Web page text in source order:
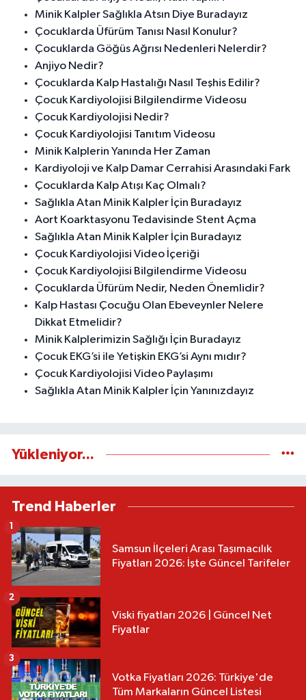
Minik Kalpler Sağlıkla Atsın Diye Buradayız
Çocuklarda Üfürüm Tanısı Nasıl Konulur?
Çocuklarda Göğüs Ağrısı Nedenleri Nelerdir?
Anjiyo Nedir?
Çocuklarda Kalp Hastalığı Nasıl Teşhis Edilir?
Çocuk Kardiyolojisi Bilgilendirme Videosu
Çocuk Kardiyolojisi Nedir?
Çocuk Kardiyolojisi Tanıtım Videosu
Minik Kalplerin Yanında Her Zaman
Kardiyoloji ve Kalp Damar Cerrahisi Arasındaki Fark
Çocuklarda Kalp Atışı Kaç Olmalı?
Sağlıkla Atan Minik Kalpler İçin Buradayız
Aort Koarktasyonu Tedavisinde Stent Açma
Sağlıkla Atan Minik Kalpler İçin Buradayız
Çocuk Kardiyolojisi Video İçeriği
Çocuk Kardiyolojisi Bilgilendirme Videosu
Çocuklarda Üfürüm Nedir, Neden Önemlidir?
Kalp Hastası Çocuğu Olan Ebeveynler Nelere
Dikkat Etmelidir?
Minik Kalplerimizin Sağlığı İçin Buradayız
Çocuk EKG’si ile Yetişkin EKG’si Aynı mıdır?
Çocuk Kardiyolojisi Video Paylaşımı
Sağlıkla Atan Minik Kalpler İçin Yanınızdayız
Yükleniyor...
Trend Haberler
Samsun İlçeleri Arası Taşımacılık
Fiyatları 2026: İşte Güncel Tarifeler
1
Viski fiyatları 2026 | Güncel Net
Fiyatlar
2
Votka Fiyatları 2026: Türkiye'de
Tüm Markaların Güncel Listesi
3